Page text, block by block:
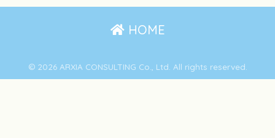
HOME
© 2026 ARXIA CONSULTING Co., Ltd. All rights reserved.